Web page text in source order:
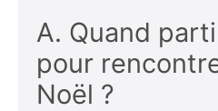
A. Quand
pour
Noël ?